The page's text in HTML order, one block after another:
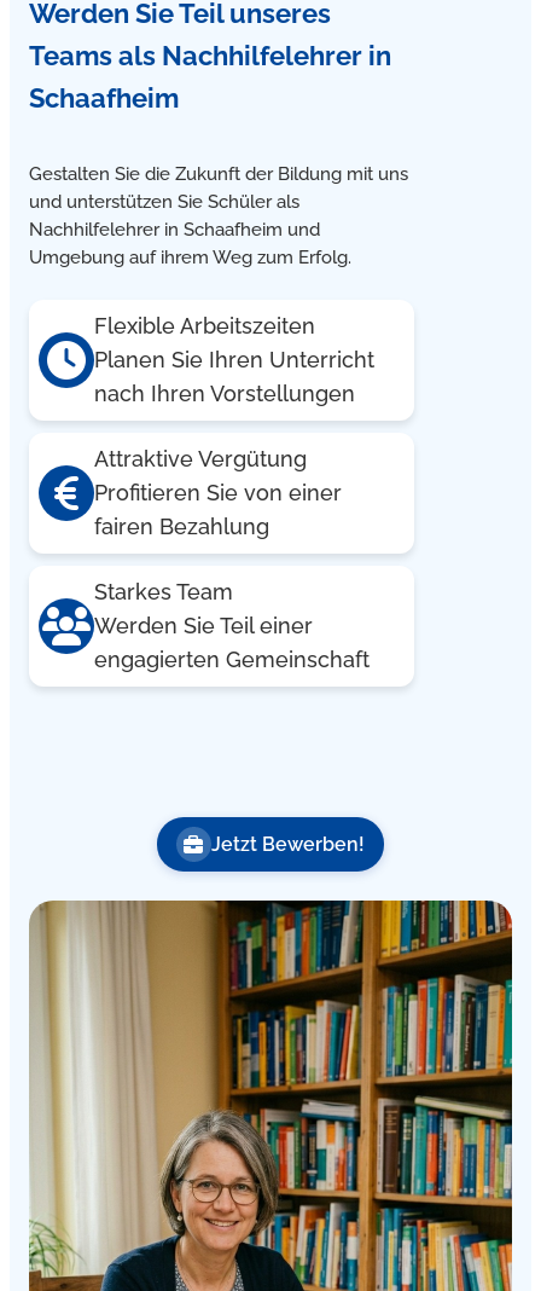
Werden Sie Teil unseres
Teamsals Nachhilfelehrer in
Schaafheim
Gestalten Sie die Zukunft der Bildung mit uns
und unterstützen Sie Schüler als
Nachhilfelehrer in Schaafheim und
Umgebung auf ihrem Weg zum Erfolg.
Flexible Arbeitszeiten
Planen Sie Ihren Unterricht
nach Ihren Vorstellungen
Attraktive Vergütung
Profitieren Sie von einer
fairen Bezahlung
Starkes Team
Werden Sie Teil einer
engagierten Gemeinschaft
Jetzt Bewerben!